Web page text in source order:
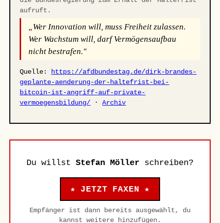
aufruft.
„Wer Innovation will, muss Freiheit zulassen.
Wer Wachstum will, darf Vermögensaufbau
nicht bestrafen."
Quelle:
https://afdbundestag.de/dirk-brandes-
geplante-aenderung-der-haltefrist-bei-
bitcoin-ist-angriff-auf-private-
vermoegensbildung/ ·Archiv
Du willst Stefan Möller schreiben?
★ JETZT FAXEN ★
Empfänger ist dann bereits ausgewählt, du
kannst weitere hinzufügen.